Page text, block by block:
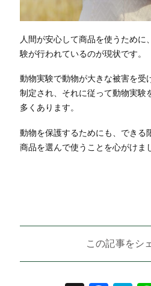
人間が安心して商品を使うために
験が行われているのが現状です。
動物実験で動物が大きな被害を受
制定され、それに従って動物実験
多くあります。
動物を保護するためにも、できる
商品を選んで使うことを心がけま
この記事をシ